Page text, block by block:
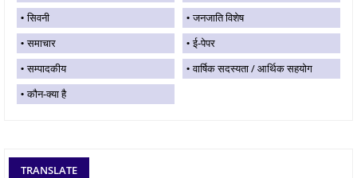
सिवनी
जनजाति विशेष
समाचार
ई-पेपर
सम्पादकीय
वार्षिक सदस्यता / आर्थिक सहयोग
कौन-क्या है
TRANSLATE